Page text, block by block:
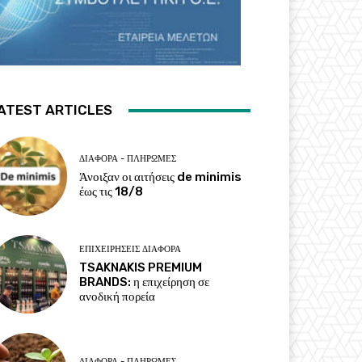
ARTICLES
ΔΙΆΦΟΡΑ - ΠΛΗΡΩΜΈΣ
Άνοιξαν οι αιτήσεις de minimis
έως τις 18/8
ΕΠΙΧΕΙΡΉΣΕΙΣ ΔΙΆΦΟΡΑ
TSAKNAKIS PREMIUM
BRANDS: η επιχείρηση σε
ανοδική πορεία